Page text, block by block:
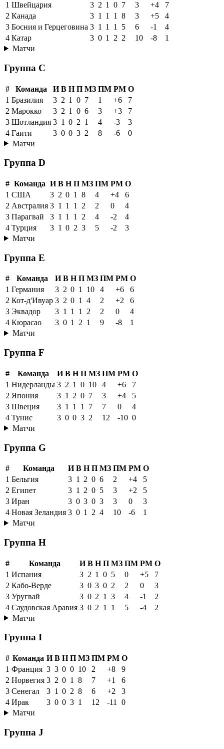
1 Швейцария 3 2 1 0 7 3 +4
7
2 Канада 3 1 1 1 8 3 +5
4
3 Босния и Герцеговина 3 1 1 1 5 6 -1
4
4 Катар 3 0 1 2 2 10 -8
1
Матчи
Группа C
# Команда И В Н П МЗ ПМ РМ О
1 Бразилия 3 2 1 0 7 1 +6
7
2 Марокко 3 2 1 0 6 3 +3
7
3 Шотландия 3 1 0 2 1 4 -3
3
4 Гаити 3 0 0 3 2 8 -6
0
Матчи
Группа D
# Команда И В Н П МЗ ПМ РМ О
1 США 3 2 0 1 8 4 +4
6
2 Австралия 3 1 1 1 2 2 0
4
3 Парагвай 3 1 1 1 2 4 -2
4
4 Турция 3 1 0 2 3 5 -2
3
Матчи
Группа E
# Команда И В Н П МЗ ПМ РМ О
1 Германия 3 2 0 1 10 4 +6
6
2 Кот-д'Ивуар 3 2 0 1 4 2 +2
6
3 Эквадор 3 1 1 1 2 2 0
4
4 Кюрасао 3 0 1 2 1 9 -8
1
Матчи
Группа F
# Команда И В Н П МЗ ПМ РМ О
1 Нидерланды 3 2 1 0 10 4 +6
7
2 Япония 3 1 2 0 7 3 +4
5
3 Швеция 3 1 1 1 7 7 0
4
4 Тунис 3 0 0 3 2 12 -10 0
Матчи
Группа G
# Команда И В Н П МЗ ПМ РМ О
1 Бельгия 3 1 2 0 6 2 +4
5
2 Египет 3 1 2 0 5 3 +2
5
3 Иран 3 0 3 0 3 3 0
3
4 Новая Зеландия 3 0 1 2 4 10 -6
1
Матчи
Группа H
# Команда И В Н П МЗ ПМ РМ О
1 Испания 3 2 1 0 5 0 +5
7
2 Кабо-Верде 3 0 3 0 2 2 0
3
3 Уругвай 3 0 2 1 3 4 -1
2
4 Саудовская Аравия 3 0 2 1 1 5 -4
2
Матчи
Группа I
# Команда И В Н П МЗ ПМ РМ О
1 Франция 3 3 0 0 10 2 +8
9
2 Норвегия 3 2 0 1 8 7 +1
6
3 Сенегал 3 1 0 2 8 6 +2
3
4 Ирак 3 0 0 3 1 12 -11
0
Матчи
Группа J